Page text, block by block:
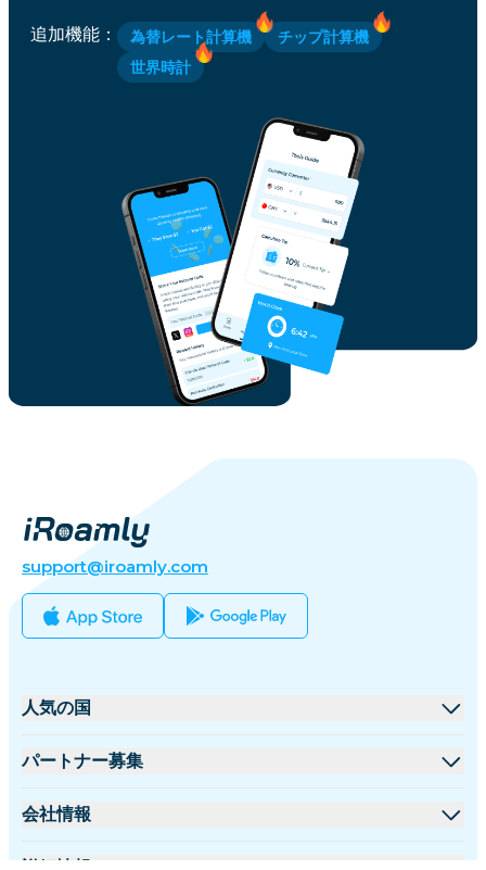
追加機能 ： 為替レート計算機
チップ計算機
世界時計
support@iroamly.com
人気の国
アメリカ合衆国
パートナー募集
卸売プラットフォーム
会社情報
iRoamlyについて